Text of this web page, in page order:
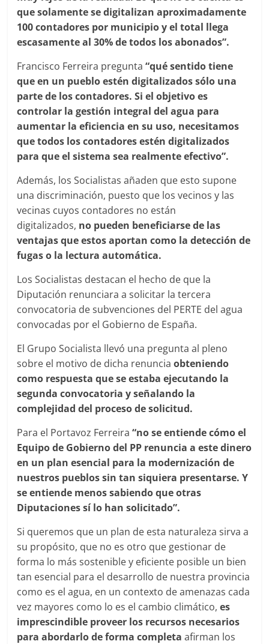
que solamente se digitalizan aproximadamente
100 contadores por municipio y el total llega
escasamente al 30% de todos los abonados”.
Francisco Ferreira pregunta“qué sentido tiene
que en un pueblo estén digitalizados sólo una
parte de los contadores. Si el objetivo es
controlar la gestión integral del agua para
aumentar la eficiencia en su uso, necesitamos
que todos los contadores estén digitalizados
para que el sistema sea realmente efectivo”.
Además, los Socialistas añaden que esto supone
una discriminación, puesto que los vecinos y las
vecinas cuyos contadores no están
digitalizados, no pueden beneficiarse de las
ventajas que estos aportan como la detección de
fugas o la lectura automática.
Los Socialistas destacan el hecho de que la
Diputación renunciara a solicitar la tercera
convocatoria de subvenciones del PERTE del agua
convocadas por el Gobierno de España.
El Grupo Socialista llevó una pregunta al pleno
sobre el motivo de dicha renunciaobteniendo
como respuesta que se estaba ejecutando la
segunda convocatoria y señalando la
complejidad del proceso de solicitud.
Para el Portavoz Ferreira“no se entiende cómo el
Equipo de Gobierno del PP renuncia a este dinero
en un plan esencial para la modernización de
nuestros pueblos sin tan siquiera presentarse. Y
se entiende menos sabiendo que otras
Diputaciones sí lo han solicitado”.
Si queremos que un plan de esta naturaleza sirva a
su propósito, que no es otro que gestionar de
forma lo más sostenible y eficiente posible un bien
tan esencial para el desarrollo de nuestra provincia
como es el agua, en un contexto de amenazas cada
vez mayores como lo es el cambio climático,es
imprescindible proveer los recursos necesarios
para abordarlo de forma completa afirman los